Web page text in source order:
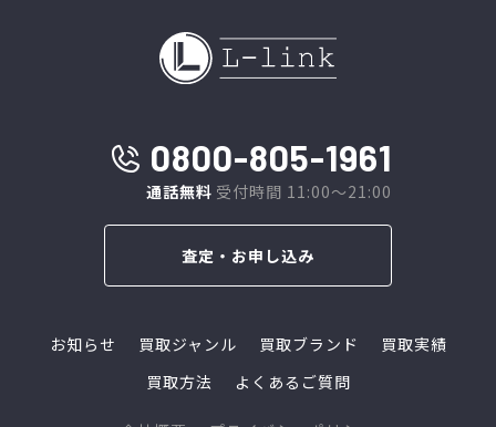
0800-805-1961
通話無料 受付時間 11:00～21:00
査定・お申し込み
お知らせ 買取ジャンル 買取ブランド
買取実績
買取方法
よくあるご質問